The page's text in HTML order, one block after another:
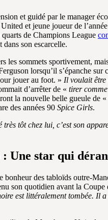
et guidé par le manager
et jeune joueur de
de Champions League
son escarcelle.
les sommets sportivement,
lorsqu’il s’épanche sur
jouer au foot. » Il voulait être
d’arrêter de « tirer
la nouvelle belle gueule de
des années 90 Spice Girls.
très tôt chez lui, c’est son
: Une star qui
bonheur des tabloïds outre-
son quotidien avant la
est littéralement tombée. Il